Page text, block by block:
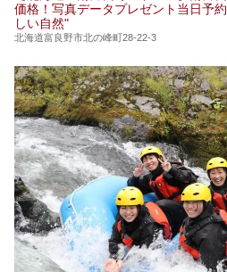
価格！写真データプレゼント当日予
しい自然"
北海道富良野市北の峰町28-22-3